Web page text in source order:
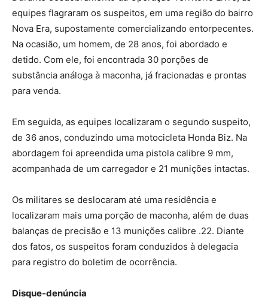
equipes flagraram os suspeitos, em uma região do bairro
Nova Era, supostamente comercializando entorpecentes.
Na ocasião, um homem, de 28 anos, foi abordado e
detido. Com ele, foi encontrada 30 porções de
substância análoga à maconha, já fracionadas e prontas
para venda.
Em seguida, as equipes localizaram o segundo suspeito,
de 36 anos, conduzindo uma motocicleta Honda Biz. Na
abordagem foi apreendida uma pistola calibre 9 mm,
acompanhada de um carregador e 21 munições intactas.
Os militares se deslocaram até uma residência e
localizaram mais uma porção de maconha, além de duas
balanças de precisão e 13 munições calibre .22. Diante
dos fatos, os suspeitos foram conduzidos à delegacia
para registro do boletim de ocorrência.
Disque-denúncia